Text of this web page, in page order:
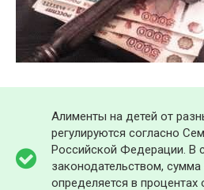
Алименты на детей от
регулируются согласно
Российской Федерации. В
законодательством,
определяется в процентах